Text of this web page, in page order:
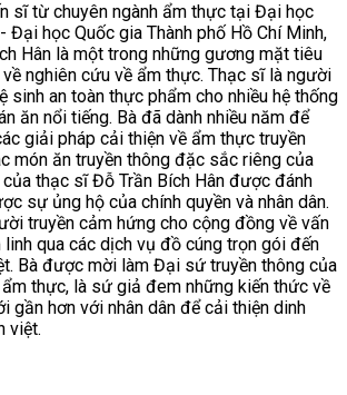
sĩ từ chuyên ngành ẩm thực tại Đại học
Đại học Quốc gia Thành phố Hồ Chí Minh,
Hân là một trong những gương mặt tiêu
nghiên cứu về ẩm thực. Thạc sĩ là người
sinh an toàn thực phẩm cho nhiều hệ thống
ăn nổi tiếng. Bà đã dành nhiều năm để
giải pháp cải thiện về ẩm thực truyền
món ăn truyền thông đặc sắc riêng của
thạc sĩ Đỗ Trần Bích Hân được đánh
sự ủng hộ của chính quyền và nhân dân.
truyền cảm hứng cho cộng đồng về vấn
qua các dịch vụ đồ cúng trọn gói đến
Bà được mời làm Đại sứ truyền thông của
thực, là sứ giả đem những kiến thức về
gần hơn với nhân dân để cải thiện dinh
việt.